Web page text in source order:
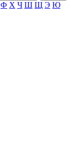
Ф Х Ч Ш Щ Э Ю